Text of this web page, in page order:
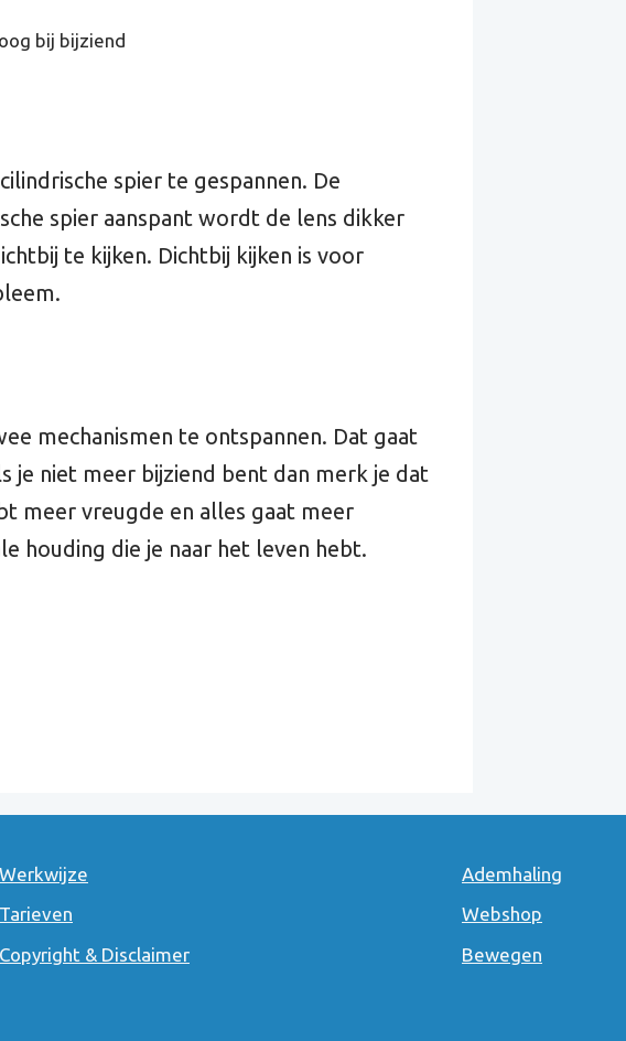
spier te gespannen. De
spier aanspant wordt de lens dikker
te kijken. Dichtbij kijken is voor
mechanismen te ontspannen. Dat gaat
je niet meer bijziend bent dan merk je dat
meer vreugde en alles gaat meer
houding die je naar het leven hebt.
Werkwijze
Tarieven
Copyright & Disclaimer
Ademhaling
Webshop
Bewegen